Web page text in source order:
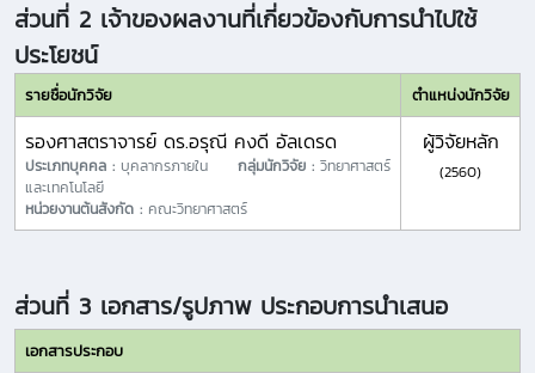
ส่วนที่ 2 เจ้าของผลงานที่เกี่ยวข้องกับการนำไปใช้
ประโยชน์
รายชื่อนักวิจัย ตำแหน่งนักวิจัย
รองศาสตราจารย์ ดร.อรุณี คงดี อัลเดรด
ประเภทบุคคล : บุคลากรภายใน กลุ่มนักวิจัย : วิทยาศาสตร์
และเทคโนโลยี
หน่วยงานต้นสังกัด : คณะวิทยาศาสตร์
ผู้วิจัยหลัก
(2560)
ส่วนที่ 3 เอกสาร/รูปภาพ ประกอบการนำเสนอ
เอกสารประกอบ